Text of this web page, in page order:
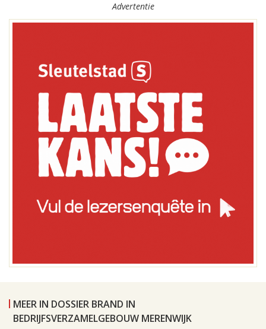
Advertentie
MEER IN DOSSIER BRAND IN
BEDRIJFSVERZAMELGEBOUW MERENWIJK